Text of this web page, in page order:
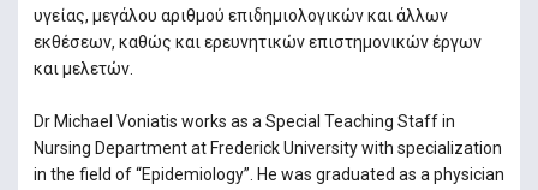
υγείας, μεγάλου αριθμού επιδημιολογικών και άλλων
εκθέσεων, καθώς και ερευνητικών επιστημονικών έργων
και μελετών.
Dr Michael Voniatis works as a Special Teaching Staff in
Nursing Department at Frederick University with specialization
in the field of “Epidemiology”. He was graduated as a physician